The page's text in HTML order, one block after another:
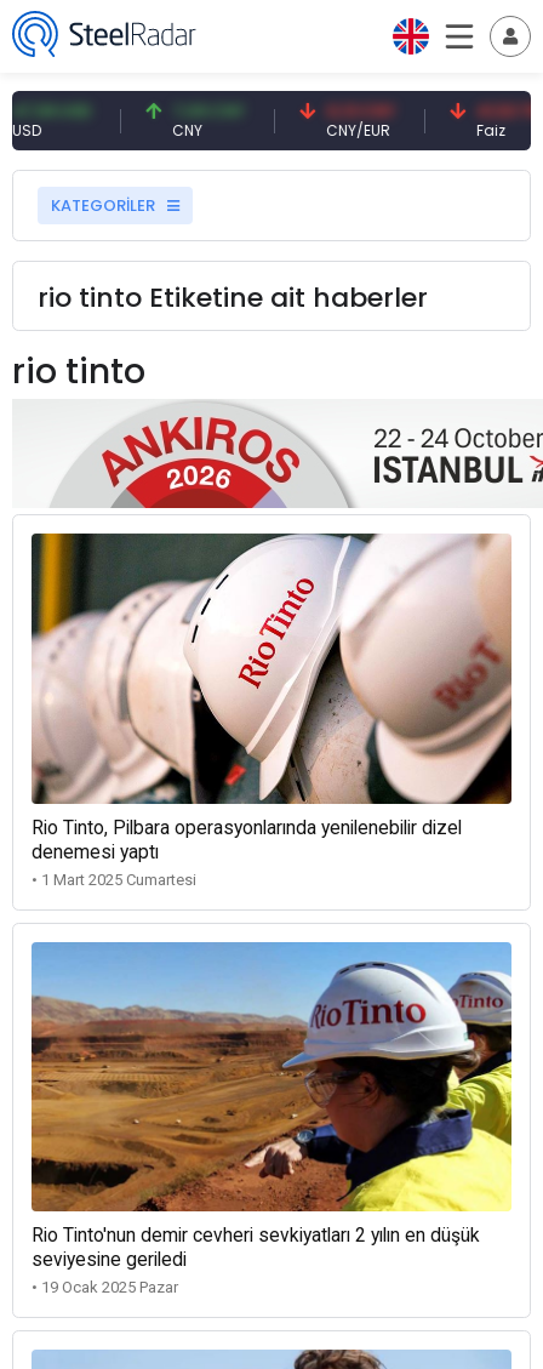
7,09 CNY
CNY
0,13 CNY
CNY/EUR
41,53 TRY
Faiz
KATEGORİLER
rio tinto Etiketine ait haberler
rio tinto
Rio Tinto, Pilbara operasyonlarında yenilenebilir dizel
denemesi yaptı
• 1 Mart 2025 Cumartesi
Rio Tinto'nun demir cevheri sevkiyatları 2 yılın en düşük
seviyesine geriledi
• 19 Ocak 2025 Pazar